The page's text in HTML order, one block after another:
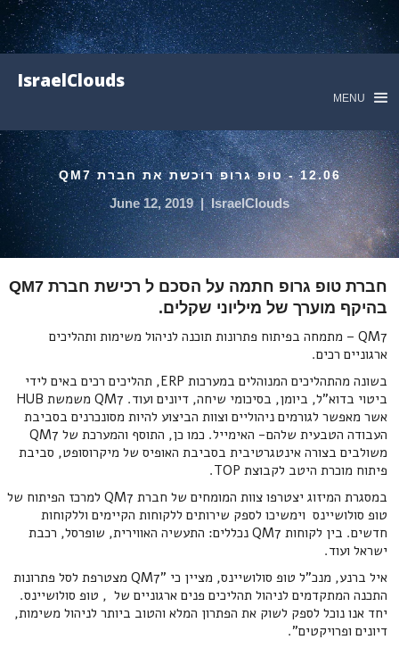
IsraelClouds
MENU
12.06 - טופ גרופ רוכשת את חברת QM7
IsraelClouds
|
June 12, 2019
חברת טופ גרופ חתמה על הסכם ל רכישת חברת QM7
בהיקף מוערך של מיליוני שקלים.
QM7 – מתמחה בפיתוח פתרונות תוכנה לניהול משימות ותהליכים
ארגוניים רכים.
בשונה מהתהליכים המנוהלים במערכות ERP, תהליכים רכים באים לידי
ביטוי בדוא"ל, ביומן, בסיכומי שיחה, דיונים ועוד. QM7 משמשת HUB
אשר מאפשר לגורמים ניהוליים וצוות הביצוע להיות מסונכרנים בסביבת
העבודה הטבעית שלהם- האימייל. כמו כן, התוסף והמערכת של QM7
משולבים בצורה אינטגרטיבית בסביבת האופיס של מיקרוסופט, סביבת
פיתוח מוכרת היטב לקבוצת TOP.
במסגרת המיזוג יצטרפו צוות המומחים של חברת QM7 למרכז הפיתוח של
טופ סולושיינס וימשיכו לספק שירותים ללקוחות הקיימים וללקוחות
חדשים. בין לקוחות QM7 נכללים: התעשיה האווירית, שופרסל, רכבת
ישראל ועוד.
איל ברנע, מנכ"ל טופ סולושיינס, מציין כי "QM7 מצטרפת לסל פתרונות
התכנה המתקדמים לניהול תהליכים פנים ארגוניים של , טופ סולושיינס.
יחד אנו נוכל לספק לשוק את הפתרון המלא והטוב ביותר לניהול משימות,
דיונים ופרויקטים".